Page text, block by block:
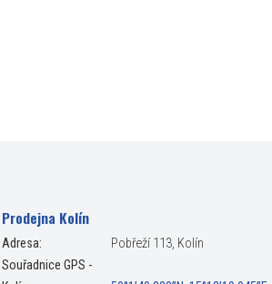
Prodejna Kolín
Adresa:
Pobřeží 113, Kolín
Souřadnice GPS -